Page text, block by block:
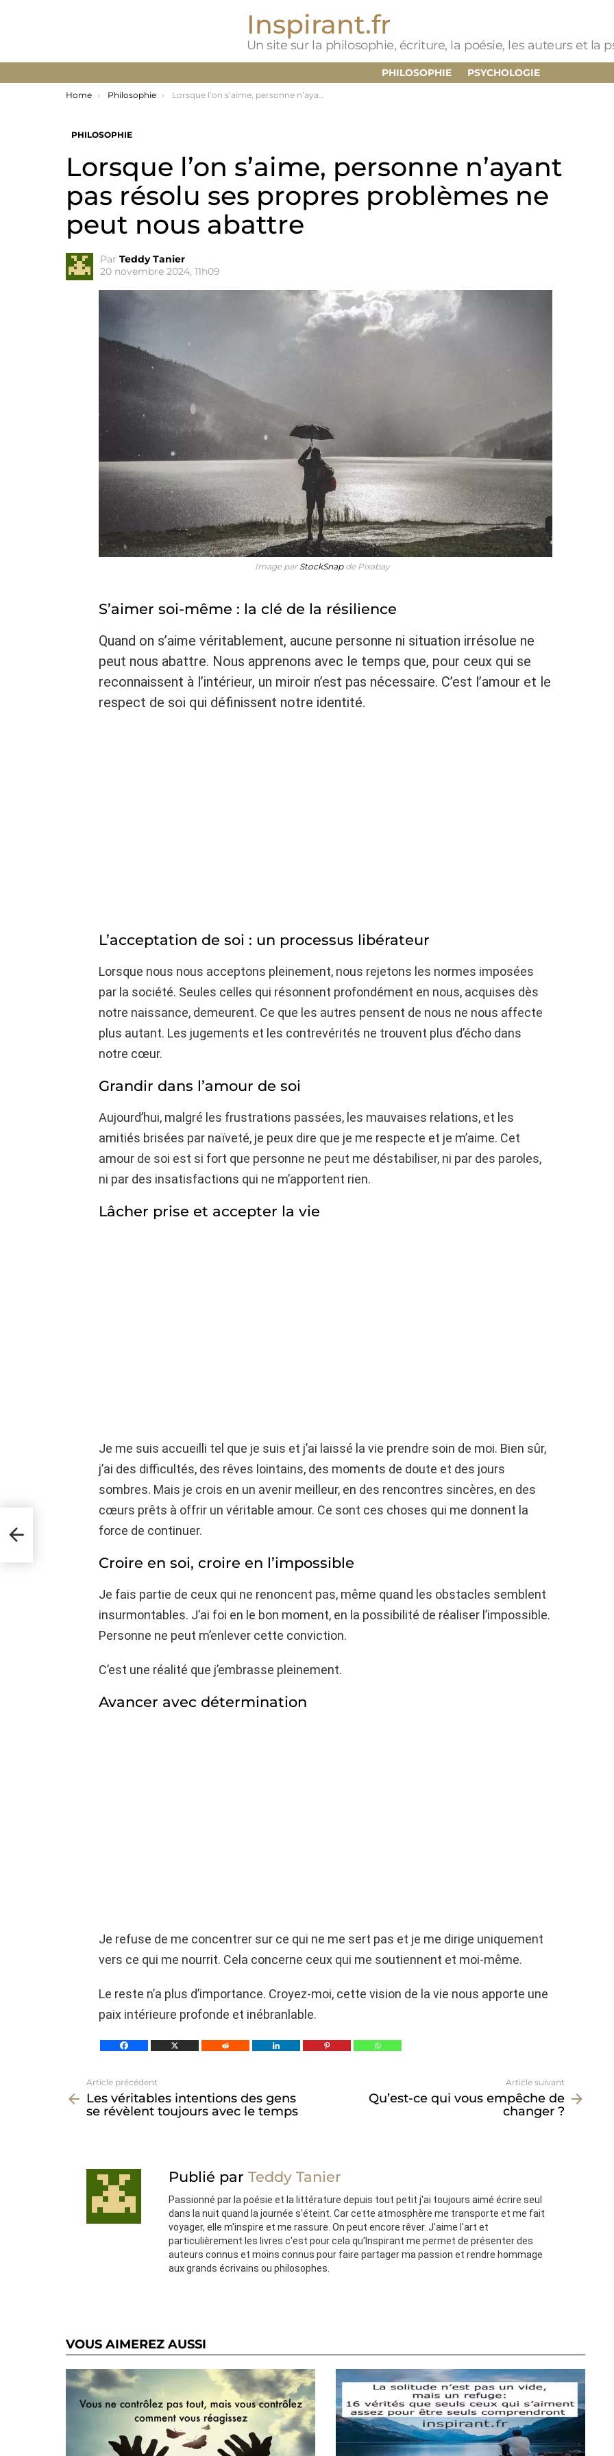
Inspirant.fr
Un site sur la philosophie, écriture, la poésie, les auteurs et la
PHILOSOPHIE PSYCHOLOGIE
You are here:
Home Philosophie Lorsque l’on s’aime, personne n’ayant pas résolu ses propres problèmes ne peut nous abattre
PHILOSOPHIE
Lorsque l’on s’aime, personne n’ayant
pas résolu ses propres problèmes ne
peut nous abattre
Par Teddy Tanier
20 novembre 2024, 11h09
Image par StockSnapde Pixabay
S’aimer soi-même : la clé de la résilience
Quand on s’aime véritablement, aucune personne ni situation irrésolue ne
peut nous abattre. Nous apprenons avec le temps que, pour ceux qui se
reconnaissent à l’intérieur, un miroir n’est pas nécessaire. C’est l’amour et le
respect de soi qui définissent notre identité.
L’acceptation de soi : un processus libérateur
Lorsque nous nous acceptons pleinement, nous rejetons les normes imposées
par la société. Seules celles qui résonnent profondément en nous, acquises dès
notre naissance, demeurent. Ce que les autres pensent de nous ne nous affecte
plus autant. Les jugements et les contrevérités ne trouvent plus d’écho dans
notre cœur.
Grandir dans l’amour de soi
Aujourd’hui, malgré les frustrations passées, les mauvaises relations, et les
amitiés brisées par naïveté, je peux dire que je me respecte et je m’aime. Cet
amour de soi est si fort que personne ne peut me déstabiliser, ni par des paroles,
ni par des insatisfactions qui ne m’apportent rien.
Lâcher prise et accepter la vie
Je me suis accueilli tel que je suis et j’ai laissé la vie prendre soin de moi. Bien sûr,
j’ai des difficultés, des rêves lointains, des moments de doute et des jours
sombres. Mais je crois en un avenir meilleur, en des rencontres sincères, en des
cœurs prêts à offrir un véritable amour. Ce sont ces choses qui me donnent la
force de continuer.
Croire en soi, croire en l’impossible
Je fais partie de ceux qui ne renoncent pas, même quand les obstacles semblent
insurmontables. J’ai foi en le bon moment, en la possibilité de réaliser l’impossible.
Personne ne peut m’enlever cette conviction.
C’est une réalité que j’embrasse pleinement.
Avancer avec détermination
Je refuse de me concentrer sur ce qui ne me sert pas et je me dirige uniquement
vers ce qui me nourrit. Cela concerne ceux qui me soutiennent et moi-même.
Le reste n’a plus d’importance. Croyez-moi, cette vision de la vie nous apporte une
paix intérieure profonde et inébranlable.
plus
Article précédent
Les véritables intentions des gens
se révèlent toujours avec le temps
Article suivant
Qu’est-ce qui vous empêche de
changer ?
Publié par Teddy Tanier
Passionné par la poésie et la littérature depuis tout petit j'ai toujours aimé écrire seul
dans la nuit quand la journée s'éteint. Car cette atmosphère me transporte et me fait
voyager, elle m'inspire et me rassure. On peut encore rêver. J'aime l'art et
particulièrement les livres c'est pour cela qu'Inspirant me permet de présenter des
auteurs connus et moins connus pour faire partager ma passion et rendre hommage
aux grands écrivains ou philosophes.
VOUS AIMEREZ AUSSI